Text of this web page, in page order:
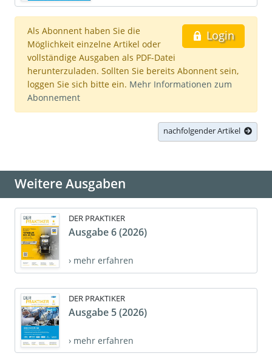
Login
Als Abonnent haben Sie die
Möglichkeit einzelne Artikel oder
vollständige Ausgaben als PDF-Datei
herunterzuladen. Sollten Sie bereits Abonnent sein,
loggen Sie sich bitte ein. Mehr Informationen zum
Abonnement
nachfolgender Artikel
Weitere Ausgaben
DER PRAKTIKER
Ausgabe 6 (2026)
› mehr erfahren
DER PRAKTIKER
Ausgabe 5 (2026)
› mehr erfahren